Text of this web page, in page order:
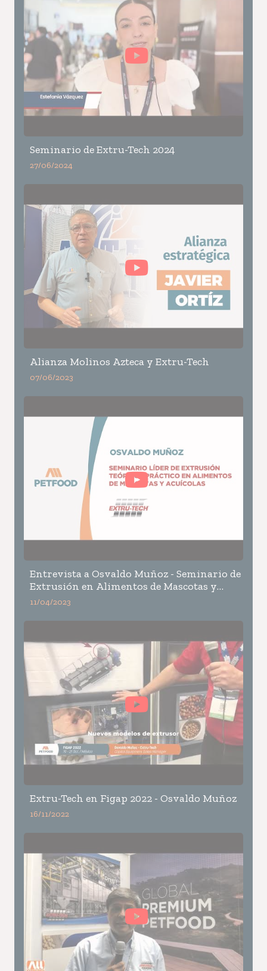
Seminario de Extru-Tech 2024
27/06/2024
Alianza Molinos Azteca y Extru-Tech
07/06/2023
Entrevista a Osvaldo Muñoz - Seminario de
Extrusión en Alimentos de Mascotas y
Acuícolas
11/04/2023
Extru-Tech en Figap 2022 - Osvaldo Muñoz
16/11/2022